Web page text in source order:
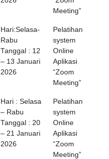
Meeting”
Hari:Selasa-
Rabu
Tanggal : 12
– 13 Januari
2026
Pelatihan
system
Online
Aplikasi
“Zoom
Meeting”
Hari : Selasa
– Rabu
Tanggal : 20
– 21 Januari
2026
Pelatihan
system
Online
Aplikasi
“Zoom
Meeting”